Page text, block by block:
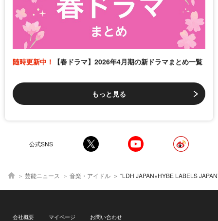
随時更新中！ 【春ドラマ】2026年4月期の新ドラマまとめ一覧
もっと見る
公式SNS
芸能ニュース 音楽・アイドル “LDH JAPAN×HYBE LABELS JAPAN”プロデュース・5人組ガールズグループMOONCHILD、デビュ
会社概要 マイページ お問い合わせ